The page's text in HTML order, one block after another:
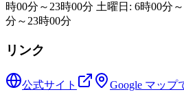
時00分～23時00分 土曜日: 6時00分
分～23時00分
リンク
公式サイト Google マップ